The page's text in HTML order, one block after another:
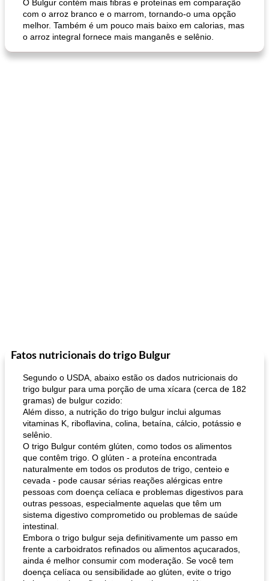
O Bulgur contém mais fibras e proteínas em comparação
com o arroz branco e o marrom, tornando-o uma opção
melhor. Também é um pouco mais baixo em calorias, mas
o arroz integral fornece mais manganês e selênio.
Fatos nutricionais do trigo Bulgur
Segundo o USDA, abaixo estão os dados nutricionais do
trigo bulgur para uma porção de uma xícara (cerca de 182
gramas) de bulgur cozido:
Além disso, a nutrição do trigo bulgur inclui algumas
vitaminas K, riboflavina, colina, betaína, cálcio, potássio e
selênio.
O trigo Bulgur contém glúten, como todos os alimentos
que contêm trigo. O glúten - a proteína encontrada
naturalmente em todos os produtos de trigo, centeio e
cevada - pode causar sérias reações alérgicas entre
pessoas com doença celíaca e problemas digestivos para
outras pessoas, especialmente aquelas que têm um
sistema digestivo comprometido ou problemas de saúde
intestinal.
Embora o trigo bulgur seja definitivamente um passo em
frente a carboidratos refinados ou alimentos açucarados,
ainda é melhor consumir com moderação. Se você tem
doença celíaca ou sensibilidade ao glúten, evite o trigo